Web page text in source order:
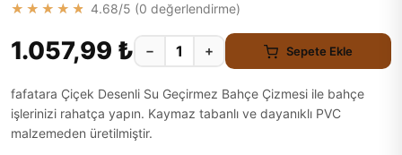
★★★★★ 4.68/5 (0 değerlendirme)
1.057,99 ₺ − + Sepete Ekle
fafatara Çiçek Desenli Su Geçirmez Bahçe Çizmesi ile bahçe
işlerinizi rahatça yapın. Kaymaz tabanlı ve dayanıklı PVC
malzemeden üretilmiştir.